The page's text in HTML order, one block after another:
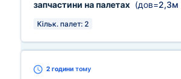
запчастини на палетах (дов=2,3м
Кільк. палет: 2
2 години тому